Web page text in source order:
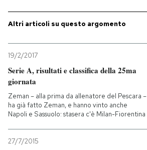
SHOP
CALENDARIO
Altri articoli su questo argomento
19/2/2017
Serie A, risultati e classifica della 25ma
giornata
Zeman – alla prima da allenatore del Pescara –
ha già fatto Zeman, e hanno vinto anche
Napoli e Sassuolo: stasera c'è Milan-Fiorentina
27/7/2015